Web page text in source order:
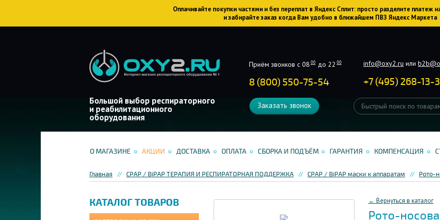
Оплачивайте покупки частями и без переплат в Яндекс Сплит: просто разделите платеж
и забирайте заказ когда Вам удобно в ближайшем ПВЗ Яндекс Маркета
Большой выбор респираторного
и реабилитационного
оборудования
Приём звонков с 08 00до 22 00
8 (800) 550-75-54
info@oxy2.ru или
+7 (495) 268-13-
Заказать звонок
О МАГАЗИНЕ АКЦИИ ДОСТАВКА ОПЛАТА СБОРКА И ПОДЪЁМ ГАРАНТИЯ КОМПЕНСАЦИЯ
Главная CPAP / BiPAP ТЕРАПИЯ И РЕСПИРАТОРНАЯ ПОДДЕРЖКА CPAP / BiPAP маски к аппаратам Рото-
КАТАЛОГ ТОВАРОВ ← Вернуться в каталог
Рото-